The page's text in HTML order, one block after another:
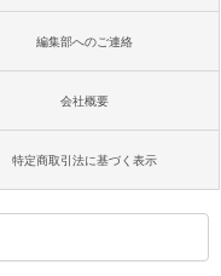
編集部へのご連絡
会社概要
特定商取引法に基づく表示